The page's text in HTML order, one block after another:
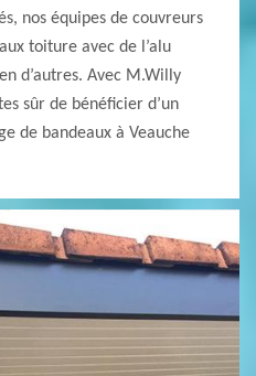
nos équipes de couvreurs
toiture avec de l’alu
d’autres. Avec M.Willy
sûr de bénéficier d’un
de bandeaux à Veauche